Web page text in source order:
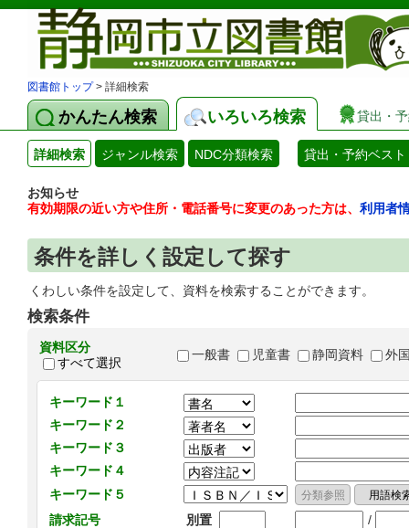
図書館トップ> 詳細検索
かんたん検索 いろいろ検索 貸出・
詳細検索 ジャンル検索 NDC分類検索 貸出・予約ベスト
お知らせ
有効期限の近い方や住所・電話番号に変更のあった方は、 利用者
条件を詳しく設定して探す
くわしい条件を設定して、資料を検索することができます。
検索条件
資料区分
すべて選択
一般書 児童書 静岡資料 外
キーワード１
キーワード２
キーワード３
キーワード４
キーワード５
請求記号
別置 /